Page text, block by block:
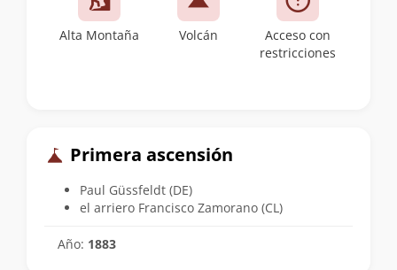
Alta Montaña Volcán
Acceso con
restricciones
Primera ascensión
Paul Güssfeldt (DE)
el arriero Francisco Zamorano (CL)
Año: 1883